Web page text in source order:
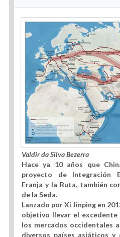
Valdir da Silva Bezerra
Hace ya 10 años que
proyecto de Integración
Franja y la Ruta, también
de la Seda.
Lanzado por Xi Jinping en
objetivo llevar el excedente
los mercados
diversos países asiáticos y